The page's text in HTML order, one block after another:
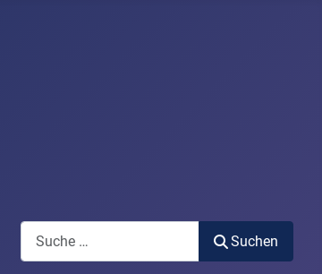
Search
Suchen